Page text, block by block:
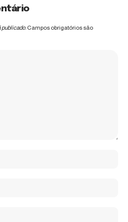
publicado. Campos obrigatórios são